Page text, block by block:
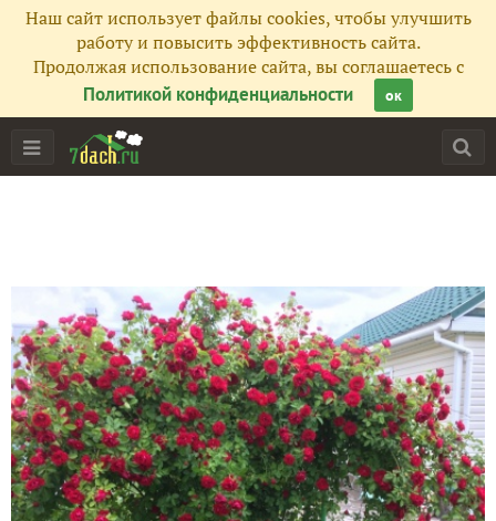
Наш сайт использует файлы cookies, чтобы улучшить
работу и повысить эффективность сайта.
Продолжая использование сайта, вы соглашаетесь с
Политикой конфиденциальности
ок